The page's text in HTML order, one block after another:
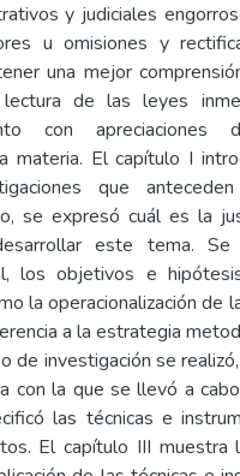
y judiciales
u omisiones y
una mejor
de las leyes
con apreciaciones
materia. El capítulo I
que
se expresó cuál es la
este tema.
los objetivos e
la operacionalización de
a la estrategia
de investigación se
con la que se llevó a
las técnicas e
El capítulo III muestra